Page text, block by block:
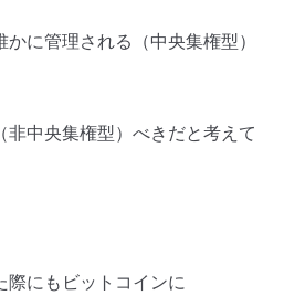
に管理される（中央集権型）
非中央集権型）べきだと考えて
にもビットコインに